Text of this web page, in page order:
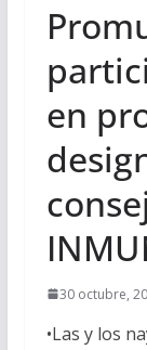
en
30 octubre,
•Las y los